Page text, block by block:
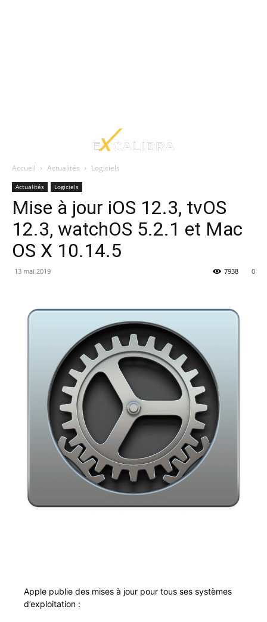
Accueil Actualités Logiciels
Actualités Logiciels
Mise à jour iOS 12.3, tvOS
12.3, watchOS 5.2.1 et Mac
OS X 10.14.5
13 mai 2019 0
7938
Apple pub­lie des mis­es à jour pour tous ses sys­tèmes
d’exploitation :